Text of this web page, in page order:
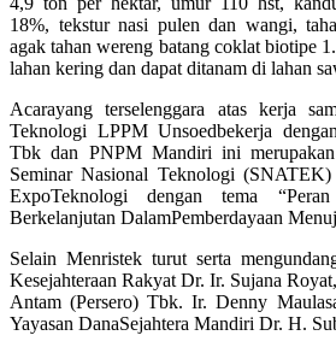
18%, tekstur nasi pulen dan wangi,
agak tahan wereng batang coklat biotipe
lahan kering dan dapat ditanam di lahan
Acarayang terselenggara atas kerja
Teknologi LPPM Unsoedbekerja
Tbk dan PNPM Mandiri ini merupakan
Seminar Nasional Teknologi
ExpoTeknologi dengan tema
Berkelanjutan DalamPemberdayaan
Selain Menristek turut serta
Kesejahteraan Rakyat Dr. Ir. Sujana
Antam (Persero) Tbk. Ir. Denny
Yayasan DanaSejahtera Mandiri Dr. H.